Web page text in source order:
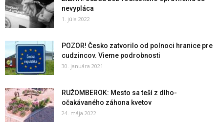
nevypláca
1. júla 2022
POZOR! Česko zatvorilo od polnoci hranice pre
cudzincov. Vieme podrobnosti
30. januára 2021
RUŽOMBEROK: Mesto sa teší z dlho-
očakávaného záhona kvetov
24. mája 2022